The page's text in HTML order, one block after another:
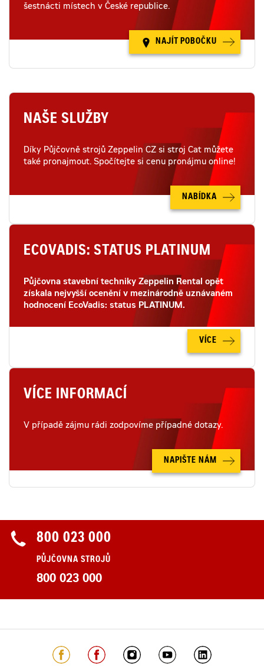
šestnácti místech v České republice.
NAJÍT POBOČKU
NAŠE SLUŽBY
Díky Půjčovně strojů Zeppelin CZ si stroj Cat můžete
také pronajmout. Spočítejte si cenu pronájmu online!
NABÍDKA
ECOVADIS: STATUS PLATINUM
Půjčovna stavební techniky Zeppelin Rental opět
získala nejvyšší ocenění v mezinárodně uznávaném
hodnocení EcoVadis: status PLATINUM.
VÍCE
VÍCE INFORMACÍ
V případě zájmu rádi zodpovíme případné dotazy.
NAPIŠTE NÁM
800 023 000
PŮJČOVNA STROJŮ
800 023 000